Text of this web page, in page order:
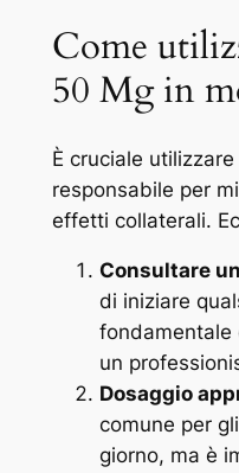
Come
50 Mg in
È cruciale
responsabile per
effetti collaterali.
Consultare
di iniziare
fondamentale
un
Dosaggio
comune per
giorno, ma è